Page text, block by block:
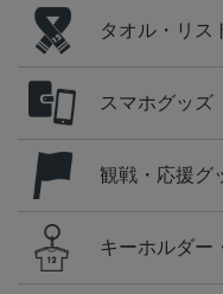
タオル・リス
スマホグッズ
観戦・応援グ
キーホルダー